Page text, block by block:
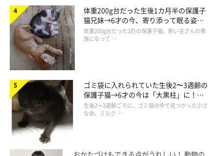
ノノもこれ食べたいにゃ?? ⭐︎ ⭐︎ ⭐︎ #猫 #ねこ #にゃんこ #にゃ
んすたぐらむ #にゃんだふるらいふ #ねこすたぐらむ #猫好
きさんと繋がりたい #ちゃとら #catstagram#ねこぶ #ブリテ
ねこ部#茶とら#ねこら部 #みんねこ#ウェブキャットショー #
ウェブキャットショー2 #ペコねこ部 #pecotv#猫動画
Hiroyuki Maemura さん(@hiro.m2017)がシェアした投稿 -
★Instagram、Twitterで「#ねこのきもち」「#ねこのきもち部」
体重200g台だった生後1カ月半の保護子
猫兄妹→6才の今、寄り添って眠る姿に
ほっこり！
体重200g台だった2匹の保護子猫。飼い主さんの家
族になって …
ゴミ袋に入れられていた生後2〜3週齢の
保護子猫→6才の今は「大黒柱」に！
美しい黒猫に成長した姿にグッとくる
生後2〜3週齢ごろに、ゴミ袋の中で見つかった小さ
な命。ミルク …